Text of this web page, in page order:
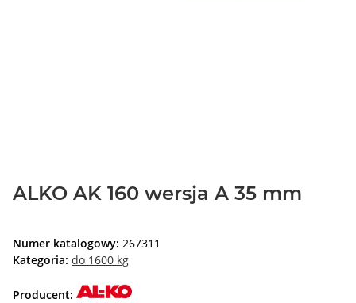
ALKO AK 160 wersja A 35 mm
Numer katalogowy: 267311
Kategoria: do 1600 kg
Producent: